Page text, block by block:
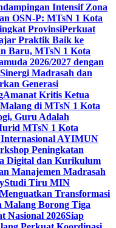
Intensif Zona
OSN-P: MTsN 1 Kota
ProvinsiPerkuat
Praktik Baik ke
Baru, MTsN 1 Kota
2026/2027 dengan
Sinergi Madrasah dan
Generasi
Amanat Kritis Ketua
di MTsN 1 Kota
Guru Adalah
MTsN 1 Kota
AYIMUN
Peningkatan
Digital dan Kurikulum
Manajemen Madrasah
Studi Tiru MIN
Transformasi
Malang Borong Tiga
Nasional 2026Siap